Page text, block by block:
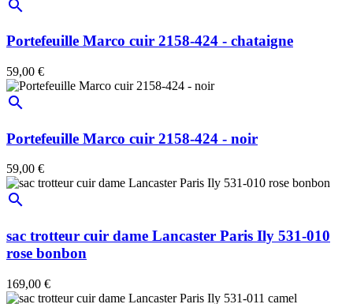
search
Portefeuille Marco cuir 2158-424 - chataigne
59,00 €
search
Portefeuille Marco cuir 2158-424 - noir
59,00 €
search
sac trotteur cuir dame Lancaster Paris Ily 531-010
rose bonbon
169,00 €